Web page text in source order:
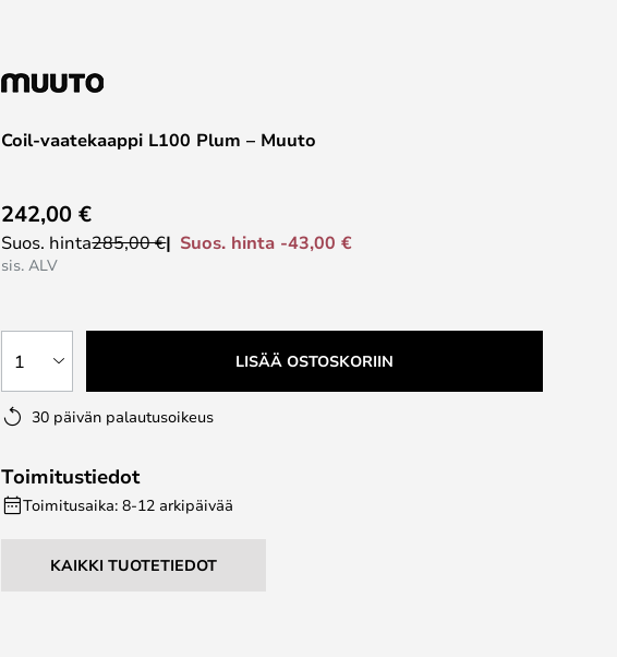
Coil-vaatekaappi L100 Plum – Muuto
242,00 €
Suos. hinta285,00 € Suos. hinta -43,00 €
sis. ALV
1 LISÄÄ OSTOSKORIIN
30 päivän palautusoikeus
Toimitustiedot
Toimitusaika: 8-12 arkipäivää
KAIKKI TUOTETIEDOT